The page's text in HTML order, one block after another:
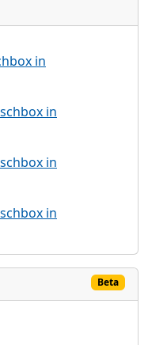
in
in
in
in
Beta